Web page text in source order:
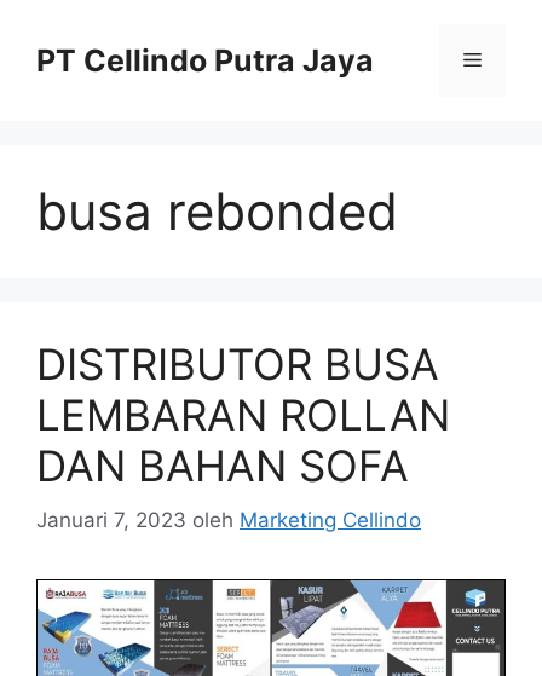
PT Cellindo Putra Jaya Menu
busa rebonded
DISTRIBUTOR BUSA
LEMBARAN ROLLAN
DAN BAHAN SOFA
Januari 7, 2023 oleh Marketing Cellindo